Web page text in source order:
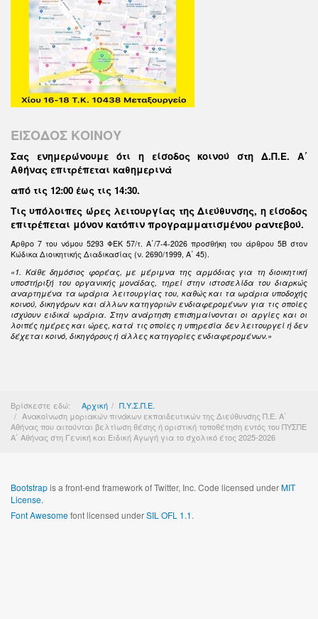
ΕΙΣΟΔΟΣ ΚΟΙΝΟΥ
Σας ενημερώνουμε ότι η είσοδος κοινού στη Δ.Π.Ε. Α΄
Αθήνας επιτρέπεται καθημερινά
από τις 12:00 έως τις 14:30.
Τις υπόλοιπες ώρες λειτουργίας της Διεύθυνσης, η είσοδος
επιτρέπεται μόνον κατόπιν προγραμματισμένου ραντεβού.
Άρθρο 7 του νόμου 5293 ΦΕΚ 57/τ. Α΄/7-4-2026 προσθήκη του άρθρου 5Β στον
Κώδικα Διοικητικής Διαδικασίας (ν. 2690/1999, Α΄ 45).
«1. Κάθε δημόσιος φορέας, με μέριμνα της αρμόδιας για τη διοικητική
υποστήριξή του οργανικής μονάδας, τηρεί στην ιστοσελίδα του διαρκώς
αναρτημένα τα ωράρια λειτουργίας του, καθώς και τα ωράρια υποδοχής
κοινού, δικηγόρων και άλλων κατηγοριών ενδιαφερομένων για τις οποίες
ισχύουν ειδικά ωράρια. Στην ανάρτηση επισημαίνονται οι αργίες και οι
λοιπές ημέρες και ώρες, κατά τις οποίες η υπηρεσία δεν λειτουργεί ή δεν
δέχεται κοινό, δικηγόρους ή άλλες κατηγορίες ενδιαφερομένων.»
Βρίσκεστε εδώ: Αρχική
Π.Υ.Σ.Π.Ε.
Ανακοίνωση μοριακών πινάκων εκπαιδευτικών της Διεύθυνσης Π.Ε. Α΄
Αθήνας που αιτούνται βελτίωση θέσης ή οριστική τοποθέτηση εντός του ΠΥΣΠΕ
Α΄ Αθήνας στη Γενική και Ειδική Αγωγή για το σχολικό έτος 2025-2026
Bootstrapis a front-end framework of Twitter, Inc. Code licensed underMIT
License.
Font Awesomefont licensed underSIL OFL 1.1.